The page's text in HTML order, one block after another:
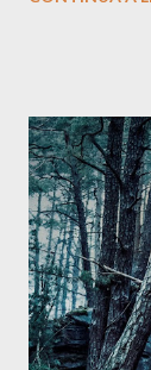
edizioni di
linee guida per
semplice mail a:
tre giorni